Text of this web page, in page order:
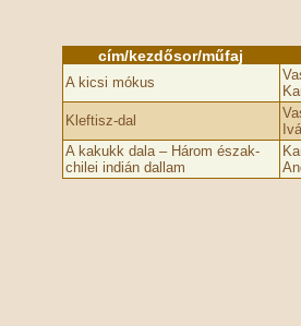
cím/kezdősor/műfaj
A kicsi mókus
Kleftisz-dal
A kakukk dala – Három észak-
chilei indián dallam